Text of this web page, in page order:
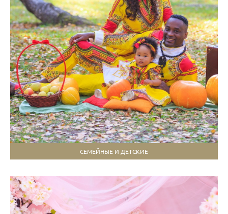
СЕМЕЙНЫЕ И ДЕТСКИЕ